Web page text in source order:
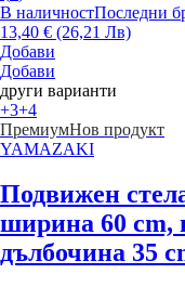
В наличностПоследни
13,40 € (26,21 Лв)
Добави
Добави
други варианти
+3+4
ПремиумНов продукт
YAMAZAKI
Подвижен
ширина 60 cm,
дълбочина 35